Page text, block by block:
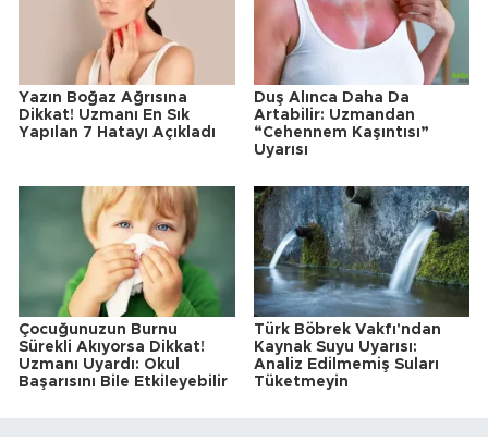
Yazın Boğaz Ağrısına
Dikkat! Uzmanı En Sık
Yapılan 7 Hatayı Açıkladı
Duş Alınca Daha Da
Artabilir: Uzmandan
“Cehennem Kaşıntısı”
Uyarısı
Çocuğunuzun Burnu
Sürekli Akıyorsa Dikkat!
Uzmanı Uyardı: Okul
Başarısını Bile Etkileyebilir
Türk Böbrek Vakfı'ndan
Kaynak Suyu Uyarısı:
Analiz Edilmemiş Suları
Tüketmeyin